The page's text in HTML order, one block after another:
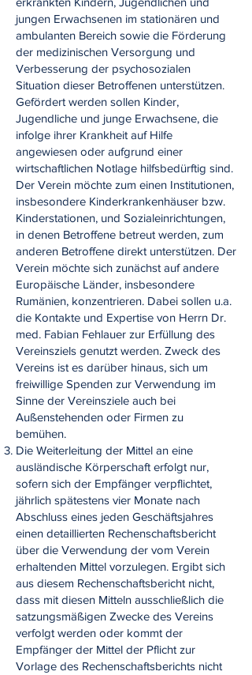
jungen Erwachsenen im stationären und
ambulanten Bereich sowie die Förderung
der medizinischen Versorgung und
Verbesserung der psychosozialen
Situation dieser Betroffenen unterstützen.
Gefördert werden sollen Kinder,
Jugendliche und junge Erwachsene, die
infolge ihrer Krankheit auf Hilfe
angewiesen oder aufgrund einer
wirtschaftlichen Notlage hilfsbedürftig sind.
Der Verein möchte zum einen Institutionen,
insbesondere Kinderkrankenhäuser bzw.
Kinderstationen, und Sozialeinrichtungen,
in denen Betroffene betreut werden, zum
anderen Betroffene direkt unterstützen. Der
Verein möchte sich zunächst auf andere
Europäische Länder, insbesondere
Rumänien, konzentrieren. Dabei sollen u.a.
die Kontakte und Expertise von Herrn Dr.
med. Fabian Fehlauer zur Erfüllung des
Vereinsziels genutzt werden. Zweck des
Vereins ist es darüber hinaus, sich um
freiwillige Spenden zur Verwendung im
Sinne der Vereinsziele auch bei
Außenstehenden oder Firmen zu
bemühen.
Die Weiterleitung der Mittel an eine
ausländische Körperschaft erfolgt nur,
sofern sich der Empfänger verpflichtet,
jährlich spätestens vier Monate nach
Abschluss eines jeden Geschäftsjahres
einen detaillierten Rechenschaftsbericht
über die Verwendung der vom Verein
erhaltenden Mittel vorzulegen. Ergibt sich
aus diesem Rechenschaftsbericht nicht,
dass mit diesen Mitteln ausschließlich die
satzungsmäßigen Zwecke des Vereins
verfolgt werden oder kommt der
Empfänger der Mittel der Pflicht zur
Vorlage des Rechenschaftsberichts nicht